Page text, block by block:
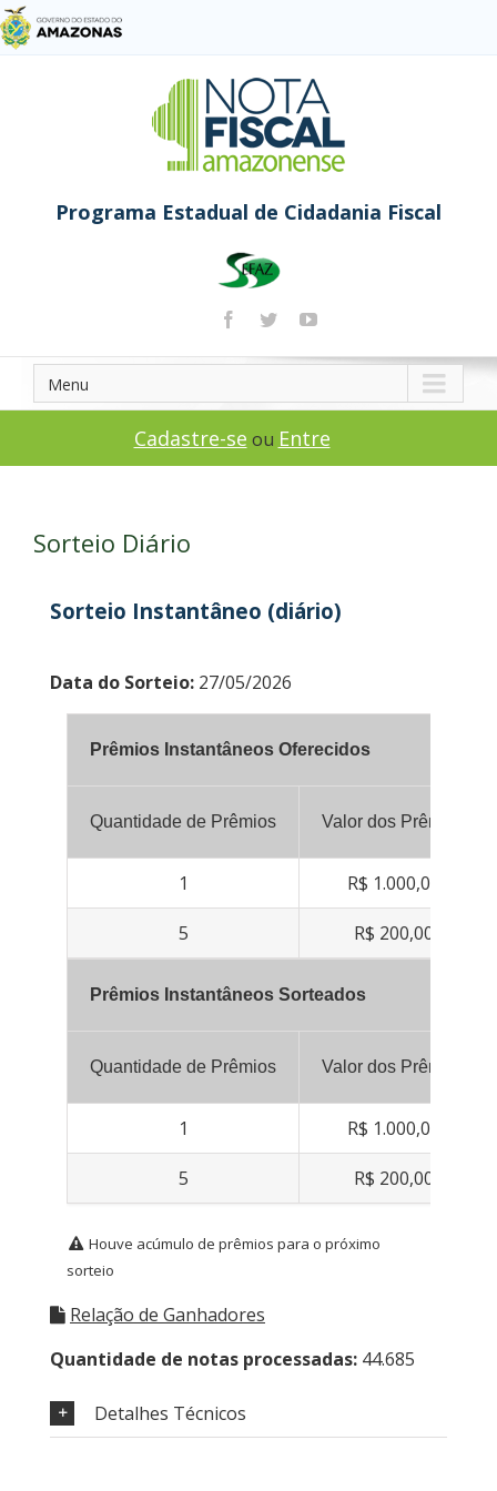
Programa Estadual de Cidadania Fiscal
Menu
Cadastre-se ou Entre
Sorteio Diário
Sorteio Instantâneo (diário)
Data do Sorteio: 27/05/2026
Prêmios Instantâneos Oferecidos
Quantidade de Prêmios Valor dos Prêmios
1 R$ 1.000,00
5 R$ 200,00
Prêmios Instantâneos Sorteados
Quantidade de Prêmios Valor dos Prêmios
1 R$ 1.000,00
5 R$ 200,00
Houve acúmulo de prêmios para o próximo
sorteio
Relação de Ganhadores
Quantidade de notas processadas: 44.685
Detalhes Técnicos